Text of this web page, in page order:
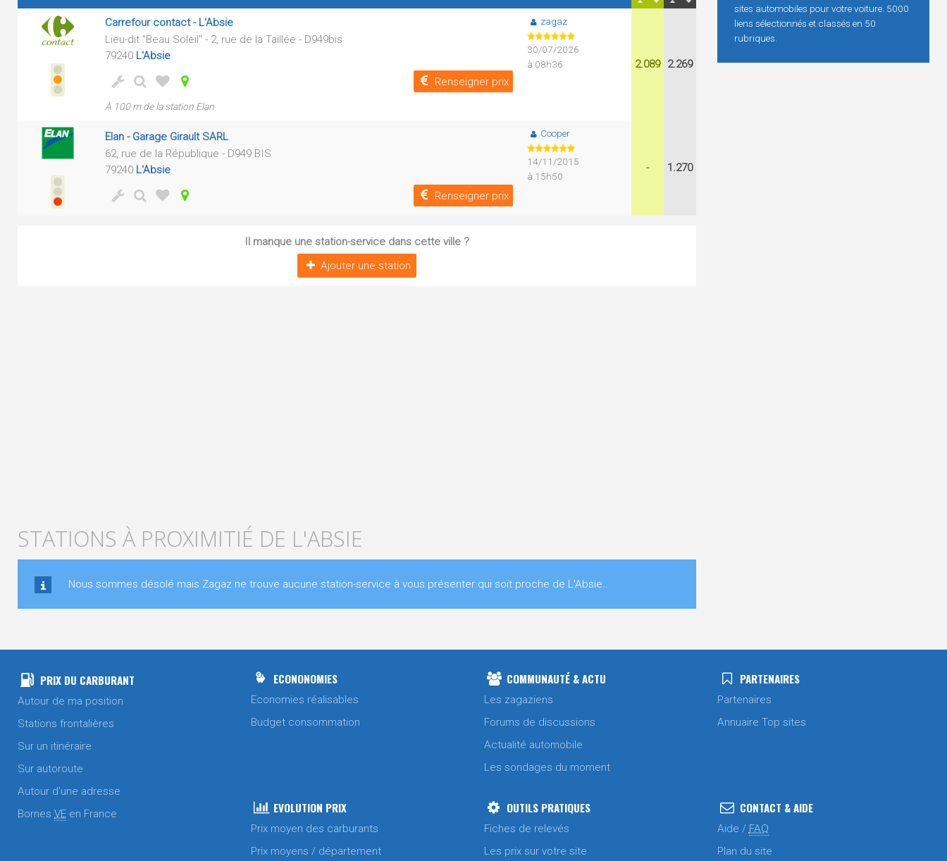
Carrefour contact - L'Absie
Lieu-dit "Beau Soleil" - 2, rue de la Taillée - D949bis
79240 L'Absie
Renseigner prix
À 100 m de la station Elan
zagaz
30/07/2026
à 08h36
2.089 2.269
Elan - Garage Girault SARL
62, rue de la République - D949 BIS
79240 L'Absie
Renseigner prix
Cooper
14/11/2015
à 15h50
- 1.270
Il manque une station-service dans cette ville ?
Ajouter une station
STATIONS À PROXIMITIÉ DE L'ABSIE
Nous sommes désolé mais Zagaz ne trouve aucune station-service à vous présenter qui soit proche de L'Absie..
sites automobiles pour votre voiture. 5000
liens sélectionnés et classés en 50
rubriques.
PRIX DU CARBURANT
Autour de ma position
Stations frontalières
Sur un itinéraire
Sur autoroute
Autour d'une adresse
Bornes VE en France
ECONONOMIES
Economies réalisables
Budget consommation
COMMUNAUTÉ & ACTU
Les zagaziens
Forums de discussions
Actualité automobile
Les sondages du moment
PARTENAIRES
Partenaires
Annuaire Top sites
EVOLUTION PRIX
Prix moyen des carburants
Prix moyens / département
OUTILS PRATIQUES
Fiches de relevés
Les prix sur votre site
CONTACT & AIDE
Aide / FAQ
Plan du site